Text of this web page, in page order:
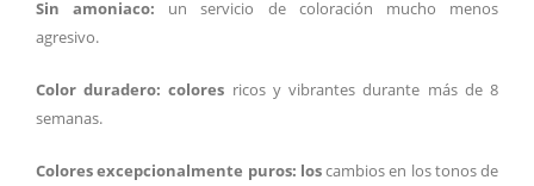
Sin amoniaco: un servicio de coloración mucho menos
agresivo.
Color duradero: colores ricos y vibrantes durante más de 8
semanas.
Colores excepcionalmente puros: loscambios en los tonos de